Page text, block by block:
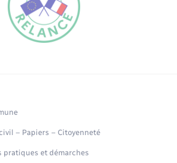
Traduction du
EN
– Papiers – Citoyenneté
pratiques et démarches